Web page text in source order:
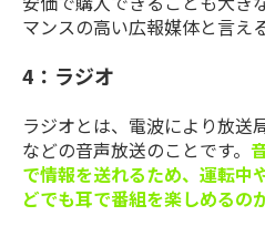
マンスの高い広報媒体と言え
4：ラジオ
ラジオとは、電波により放送
などの音声放送のことです。
で情報を送れるため、運転中
どでも耳で番組を楽しめるの